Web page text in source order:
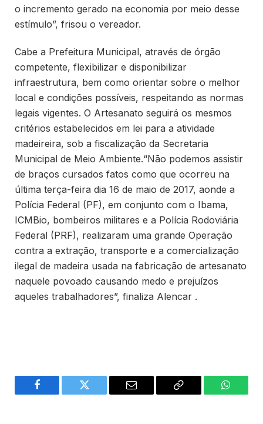
o incremento gerado na economia por meio desse
estímulo”, frisou o vereador.
Cabe a Prefeitura Municipal, através de órgão
competente, flexibilizar e disponibilizar
infraestrutura, bem como orientar sobre o melhor
local e condições possíveis, respeitando as normas
legais vigentes. O Artesanato seguirá os mesmos
critérios estabelecidos em lei para a atividade
madeireira, sob a fiscalização da Secretaria
Municipal de Meio Ambiente.“Não podemos assistir
de braços cursados fatos como que ocorreu na
última terça-feira dia 16 de maio de 2017, aonde a
Polícia Federal (PF), em conjunto com o Ibama,
ICMBio, bombeiros militares e a Polícia Rodoviária
Federal (PRF), realizaram uma grande Operação
contra a extração, transporte e a comercialização
ilegal de madeira usada na fabricação de artesanato
naquele povoado causando medo e prejuízos
aqueles trabalhadores”, finaliza Alencar .
Facebook Twitter Email
Copy